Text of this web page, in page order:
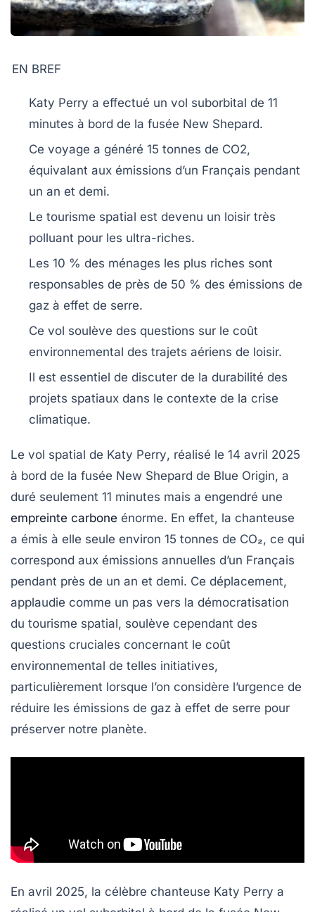
EN BREF
Katy Perry a effectué un vol suborbital de 11
minutes à bord de la fusée New Shepard.
Ce voyage a généré 15 tonnes de CO2,
équivalant aux émissions d’un Français pendant
un an et demi.
Le tourisme spatial est devenu un loisir très
polluant pour les ultra-riches.
Les 10 % des ménages les plus riches sont
responsables de près de 50 % des émissions de
gaz à effet de serre.
Ce vol soulève des questions sur le coût
environnemental des trajets aériens de loisir.
Il est essentiel de discuter de la durabilité des
projets spatiaux dans le contexte de la crise
climatique.
Le vol spatial de Katy Perry, réalisé le 14 avril 2025
à bord de la fusée New Shepard de Blue Origin, a
duré seulement 11 minutes mais a engendré une
empreinte carbone énorme. En effet, la chanteuse
a émis à elle seule environ 15 tonnes de CO₂, ce qui
correspond aux émissions annuelles d’un Français
pendant près de un an et demi. Ce déplacement,
applaudie comme un pas vers la démocratisation
du tourisme spatial, soulève cependant des
questions cruciales concernant le coût
environnemental de telles initiatives,
particulièrement lorsque l’on considère l’urgence de
réduire les émissions de gaz à effet de serre pour
préserver notre planète.
En avril 2025, la célèbre chanteuse Katy Perry a